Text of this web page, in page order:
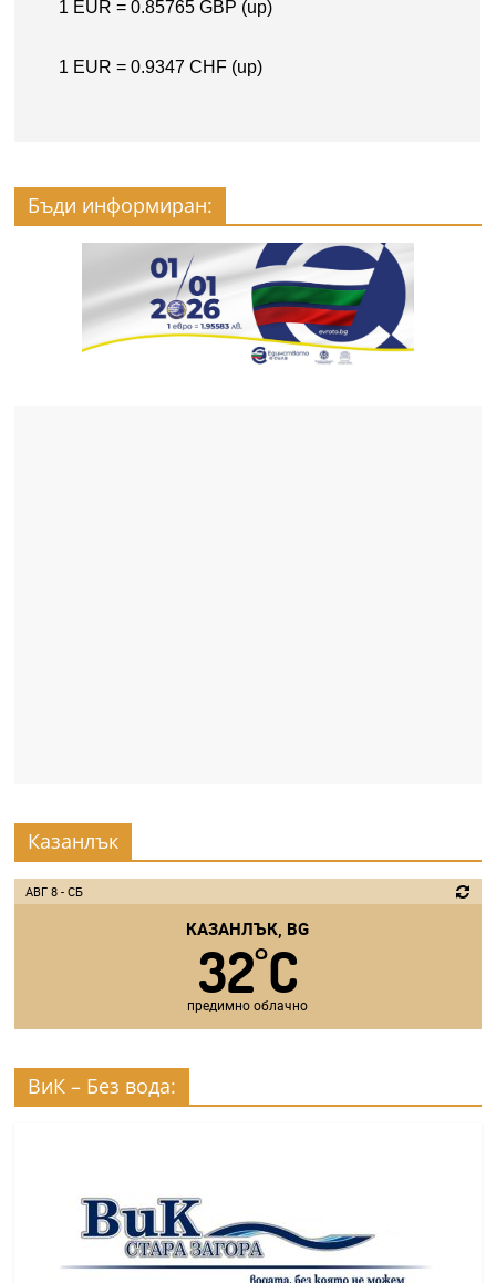
Бъди информиран:
Казанлък
АВГ 8 - СБ
КАЗАНЛЪК, BG
32°C
предимно облачно
ВиК – Без вода: